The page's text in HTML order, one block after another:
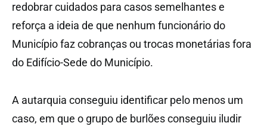
redobrar cuidados para casos semelhantes e
reforça a ideia de que nenhum funcionário do
Município faz cobranças ou trocas monetárias fora
do Edifício-Sede do Município.
A autarquia conseguiu identificar pelo menos um
caso, em que o grupo de burlões conseguiu iludir